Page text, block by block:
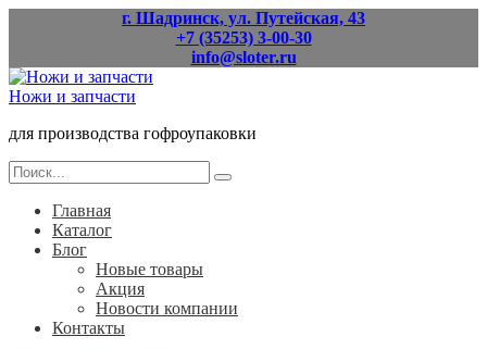
г. Шадринск, ул. Путейская, 43
+7 (35253) 3-00-30
info@sloter.ru
Ножи и запчасти
для производства гофроупаковки
Search
for:
Главная
Каталог
Блог
Новые товары
Акция
Новости компании
Контакты